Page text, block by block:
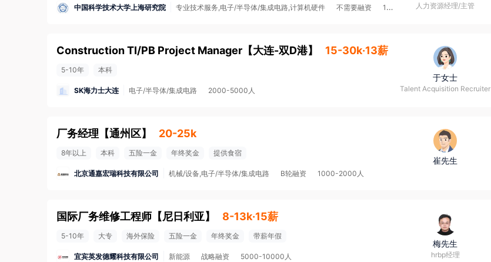
中国科学技术大学上海研究院 专业技术服务,电子/半导体/集成电路,计算机硬件 不需要融资 100-499人 人力资源经理/主管
Construction TI/PB Project Manager 【大连-双D港】 15-30k·13薪
5-10年 本科
SK海力士大连 电子/半导体/集成电路 2000-5000人
于女士
Talent Acquisition Recruiter
厂务经理 【通州区】 20-25k
8年以上 本科 五险一金 年终奖金 提供食宿
北京通嘉宏瑞科技有限公司 机械/设备,电子/半导体/集成电路 B轮融资 1000-2000人
崔先生
国际厂务维修工程师 【尼日利亚】 8-13k·15薪
5-10年 大专 海外保险 五险一金 年终奖金 带薪年假
宜宾英发德耀科技有限公司 新能源 战略融资 5000-10000人
梅先生
hrbp经理